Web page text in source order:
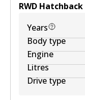
RWD Hatchback
Years
Body type
Engine
Litres
Drive type